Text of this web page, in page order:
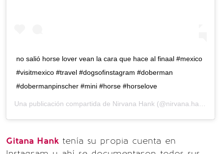
no salió horse lover vean la cara que hace al finaal #mexico
#visitmexico #travel #dogsofinstagram #doberman
#dobermanpinscher #mini #horse #horselove
Una publicación compartida de Nirvana Hank (@nirvana.hank) el
Gitana Hank tenía su propia cuenta en